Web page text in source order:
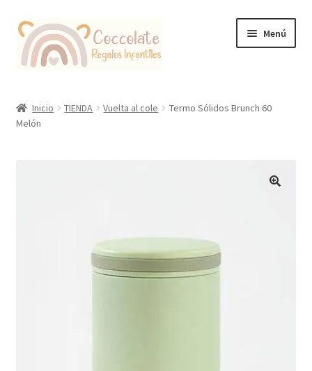
Ir
la
Ir
contenido
Menú
Coccolate Puericultura y Juguetería Educativa
Inicio TIENDA Vuelta al cole
Termo Sólidos Brunch 60
Melón